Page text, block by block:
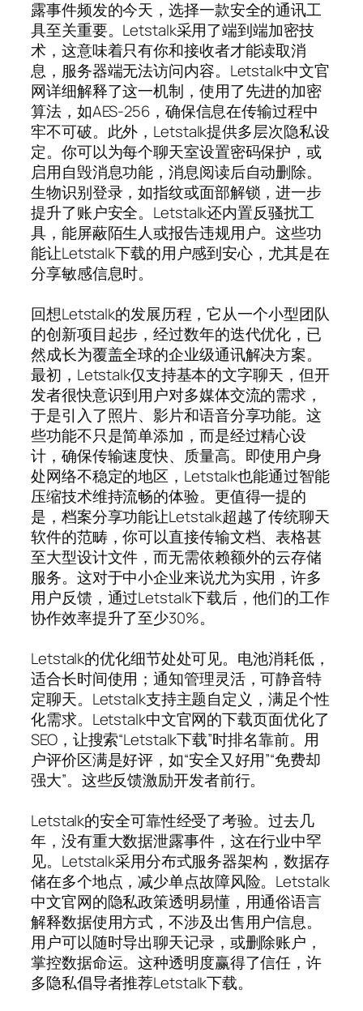
露事件频发的今天，选择一款安全的通讯工
具至关重要。Letstalk采用了端到端加密技
术，这意味着只有你和接收者才能读取消
息，服务器端无法访问内容。Letstalk中文官
网详细解释了这一机制，使用了先进的加密
算法，如AES-256，确保信息在传输过程中
牢不可破。此外，Letstalk提供多层次隐私设
定。你可以为每个聊天室设置密码保护，或
启用自毁消息功能，消息阅读后自动删除。
生物识别登录，如指纹或面部解锁，进一步
提升了账户安全。Letstalk还内置反骚扰工
具，能屏蔽陌生人或报告违规用户。这些功
能让Letstalk下载的用户感到安心，尤其是在
分享敏感信息时。
回想Letstalk的发展历程，它从一个小型团队
的创新项目起步，经过数年的迭代优化，已
然成长为覆盖全球的企业级通讯解决方案。
最初，Letstalk仅支持基本的文字聊天，但开
发者很快意识到用户对多媒体交流的需求，
于是引入了照片、影片和语音分享功能。这
些功能不只是简单添加，而是经过精心设
计，确保传输速度快、质量高。即使用户身
处网络不稳定的地区，Letstalk也能通过智能
压缩技术维持流畅的体验。更值得一提的
是，档案分享功能让Letstalk超越了传统聊天
软件的范畴，你可以直接传输文档、表格甚
至大型设计文件，而无需依赖额外的云存储
服务。这对于中小企业来说尤为实用，许多
用户反馈，通过Letstalk下载后，他们的工作
协作效率提升了至少30%。
Letstalk的优化细节处处可见。电池消耗低，
适合长时间使用；通知管理灵活，可静音特
定聊天。Letstalk支持主题自定义，满足个性
化需求。Letstalk中文官网的下载页面优化了
SEO，让搜索“Letstalk下载”时排名靠前。用
户评价区满是好评，如“安全又好用”“免费却
强大”。这些反馈激励开发者前行。
Letstalk的安全可靠性经受了考验。过去几
年，没有重大数据泄露事件，这在行业中罕
见。Letstalk采用分布式服务器架构，数据存
储在多个地点，减少单点故障风险。Letstalk
中文官网的隐私政策透明易懂，用通俗语言
解释数据使用方式，不涉及出售用户信息。
用户可以随时导出聊天记录，或删除账户，
掌控数据命运。这种透明度赢得了信任，许
多隐私倡导者推荐Letstalk下载。